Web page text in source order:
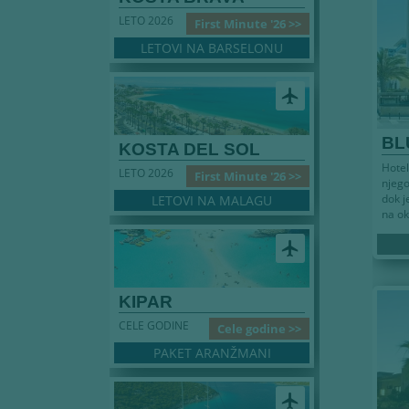
dok
na
First Minute '26 >>
LETO 2026
LETOVI NA BARSELONU
airplanemode_active
KOSTA DEL SOL
First Minute '26 >>
LETO 2026
LETOVI NA MALAGU
airplanemode_active
KIPAR
Cele godine >>
CELE GODINE
PAKET ARANŽMANI
airplanemode_active